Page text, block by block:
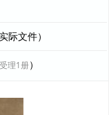
际文件）
理1册）